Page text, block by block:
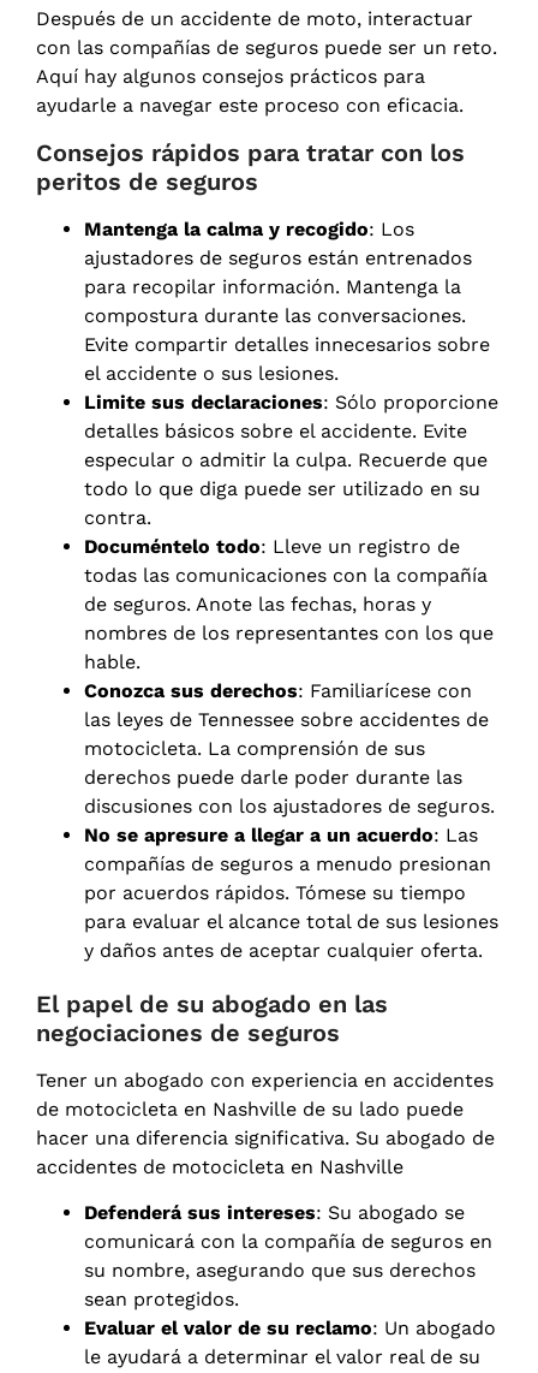
Después de un accidente de moto, interactuar
con las compañías de seguros puede ser un reto.
Aquí hay algunos consejos prácticos para
ayudarle a navegar este proceso con eficacia.
Consejos rápidos para tratar con los
peritos de seguros
Mantenga la calma y recogido: Los
ajustadores de seguros están entrenados
para recopilar información. Mantenga la
compostura durante las conversaciones.
Evite compartir detalles innecesarios sobre
el accidente o sus lesiones.
Limite sus declaraciones: Sólo proporcione
detalles básicos sobre el accidente. Evite
especular o admitir la culpa. Recuerde que
todo lo que diga puede ser utilizado en su
contra.
Documéntelo todo: Lleve un registro de
todas las comunicaciones con la compañía
de seguros. Anote las fechas, horas y
nombres de los representantes con los que
hable.
Conozca sus derechos: Familiarícese con
las leyes de Tennessee sobre accidentes de
motocicleta. La comprensión de sus
derechos puede darle poder durante las
discusiones con los ajustadores de seguros.
No se apresure a llegar a un acuerdo: Las
compañías de seguros a menudo presionan
por acuerdos rápidos. Tómese su tiempo
para evaluar el alcance total de sus lesiones
y daños antes de aceptar cualquier oferta.
El papel de su abogado en las
negociaciones de seguros
Tener un abogado con experiencia en accidentes
de motocicleta en Nashville de su lado puede
hacer una diferencia significativa. Su abogado de
accidentes de motocicleta en Nashville
Defenderá sus intereses: Su abogado se
comunicará con la compañía de seguros en
su nombre, asegurando que sus derechos
sean protegidos.
Evaluar el valor de su reclamo: Un abogado
le ayudará a determinar el valor real de su